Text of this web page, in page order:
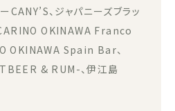
CANY’S、ジャパニーズブラッ
OKINAWA Franco
OKINAWA Spain Bar、
& RUM-、伊江島